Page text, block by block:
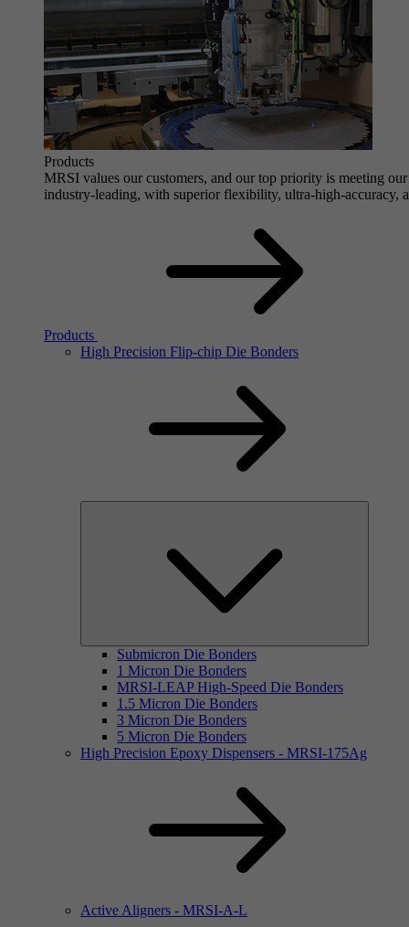
Products
MRSI values our customers, and our top priority is meeting
industry-leading, with superior flexibility, ultra-high-accuracy,
Products
High Precision Flip-chip Die Bonders
Submicron Die Bonders
1 Micron Die Bonders
MRSI-LEAP High-Speed Die Bonders
1.5 Micron Die Bonders
3 Micron Die Bonders
5 Micron Die Bonders
High Precision Epoxy Dispensers - MRSI-175Ag
Active Aligners - MRSI-A-L